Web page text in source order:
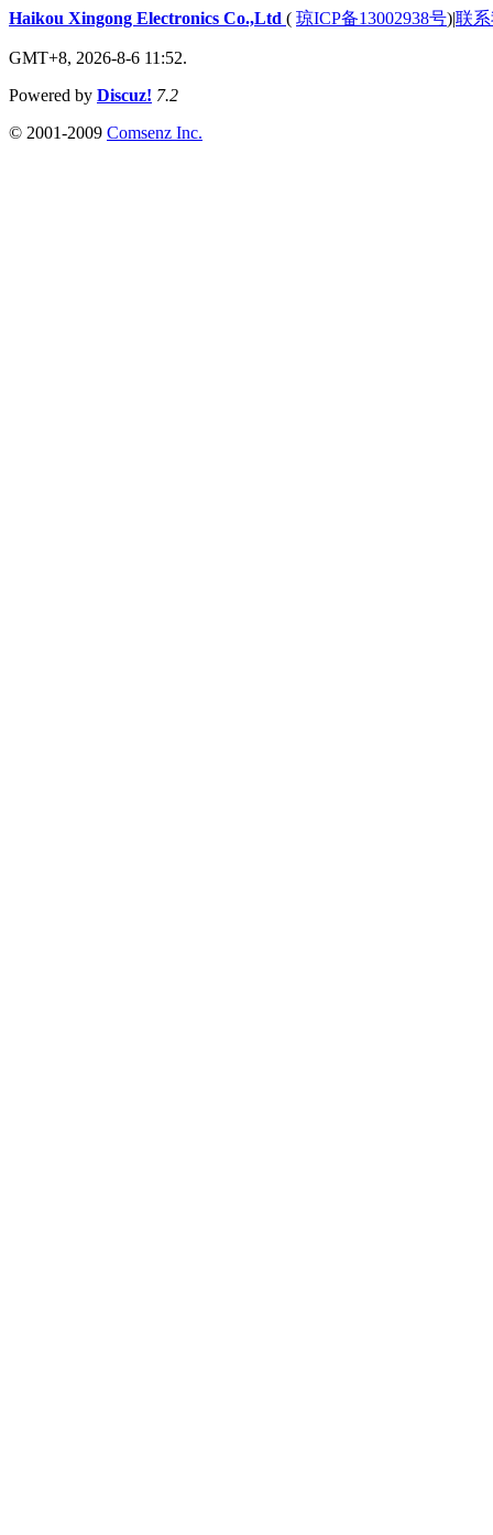
Haikou Xingong Electronics Co.,Ltd ( 琼ICP备13002938号)|联
GMT+8, 2026-8-6 11:52.
Powered by Discuz! 7.2
© 2001-2009 Comsenz Inc.